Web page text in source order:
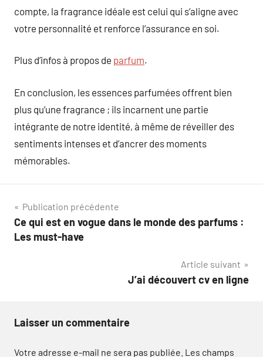
compte, la fragrance idéale est celui qui s’aligne avec
votre personnalité et renforce l’assurance en soi.
Plus d’infos à propos de parfum.
En conclusion, les essences parfumées offrent bien
plus qu’une fragrance ; ils incarnent une partie
intégrante de notre identité, à même de réveiller des
sentiments intenses et d’ancrer des moments
mémorables.
Navigation
de
Publication précédente
Ce qui est en vogue dans le monde des parfums :
Les must-have
Article suivant
J’ai découvert cv en ligne
Laisser un commentaire
Votre adresse e-mail ne sera pas publiée. Les champs